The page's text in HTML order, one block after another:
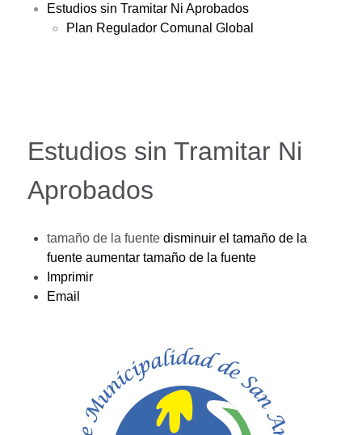
Estudios sin Tramitar Ni Aprobados
Plan Regulador Comunal Global
Estudios sin Tramitar Ni
Aprobados
tamaño de la fuente disminuir el tamaño de la
fuente aumentar tamaño de la fuente
Imprimir
Email